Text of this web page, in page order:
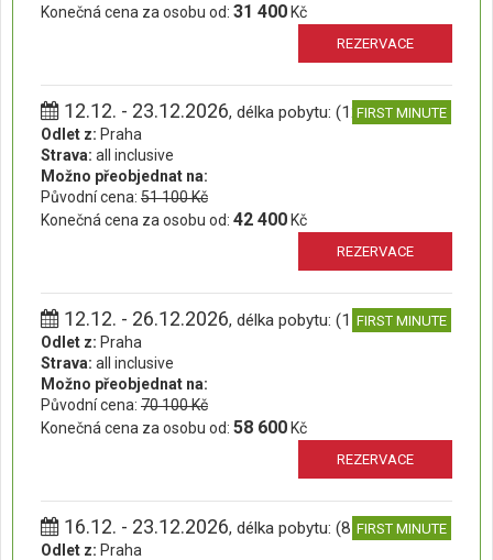
Konečná cena za osobu od: 31 400 Kč
REZERVACE
12.12. - 23.12.2026, délka pobytu: (12 dní)FIRST MINUTE
Odlet z: Praha
Strava: all inclusive
Možno přeobjednat na:
Původní cena: 51 100 Kč
Konečná cena za osobu od: 42 400 Kč
REZERVACE
12.12. - 26.12.2026, délka pobytu: (15 dní)FIRST MINUTE
Odlet z: Praha
Strava: all inclusive
Možno přeobjednat na:
Původní cena: 70 100 Kč
Konečná cena za osobu od: 58 600 Kč
REZERVACE
16.12. - 23.12.2026, délka pobytu: (8 dní)FIRST MINUTE
Odlet z: Praha